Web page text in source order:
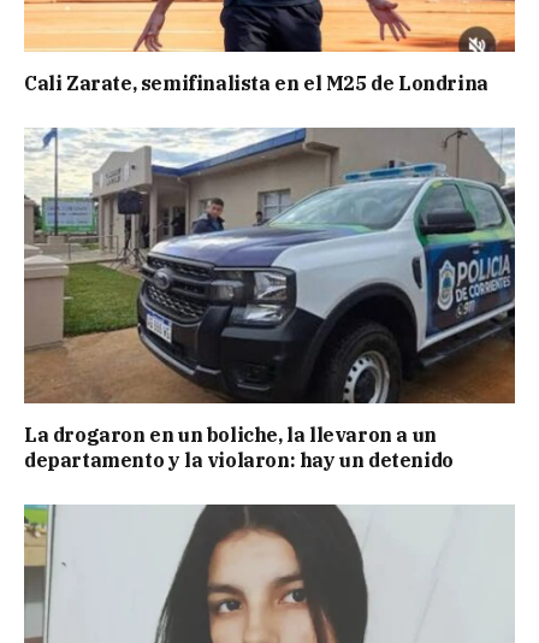
Cali Zarate, semifinalista en el M25 de Londrina
La drogaron en un boliche, la llevaron a un
departamento y la violaron: hay un detenido